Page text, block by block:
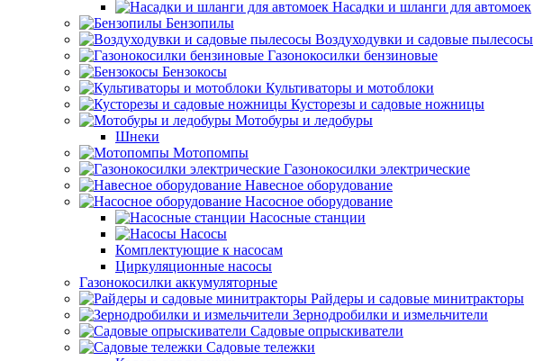
Насадки и шланги для автомоек
Бензопилы
Воздуходувки и садовые пылесосы
Газонокосилки бензиновые
Бензокосы
Культиваторы и мотоблоки
Кусторезы и садовые ножницы
Мотобуры и ледобуры
Шнеки
Мотопомпы
Газонокосилки электрические
Навесное оборудование
Насосное оборудование
Насосные станции
Насосы
Комплектующие к насосам
Циркуляционные насосы
Газонокосилки аккумуляторные
Райдеры и садовые минитракторы
Зернодробилки и измельчители
Садовые опрыскиватели
Садовые тележки